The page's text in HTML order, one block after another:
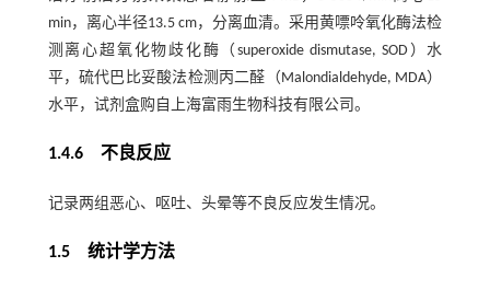
min，离心半径13.5 cm，分离血清。采用黄嘌呤氧化酶法检
测离心超氧化物歧化酶（superoxide dismutase, SOD）水
平，硫代巴比妥酸法检测丙二醛（Malondialdehyde, MDA）
水平，试剂盒购自上海富雨生物科技有限公司。
1.4.6 不良反应
记录两组恶心、呕吐、头晕等不良反应发生情况。
1.5 统计学方法